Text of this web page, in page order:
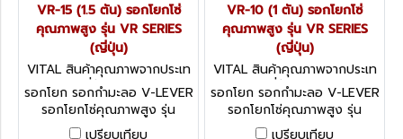
VR-15 (1.5 ตัน) รอกโยกโซ่
คุณภาพสูง รุ่น VR SERIES
(ญี่ปุ่น)
VITAL สินค้าคุณภาพจากประเท
ศญี่ปุ่น VR-15
รอกโยก รอกกำมะลอ V-LEVER
รอกโยกโซ่คุณภาพสูง รุ่น
VR,NR SERIES VITAL LEVER
เปรียบเทียบ
VR-10 (1 ตัน) รอกโยกโซ่
คุณภาพสูง รุ่น VR SERIES
(ญี่ปุ่น)
VITAL สินค้าคุณภาพจากประเท
ศญี่ปุ่น VR-10
รอกโยก รอกกำมะลอ V-LEVER
รอกโยกโซ่คุณภาพสูง รุ่น
VR,NR SERIES VITAL LEVER
เปรียบเทียบ